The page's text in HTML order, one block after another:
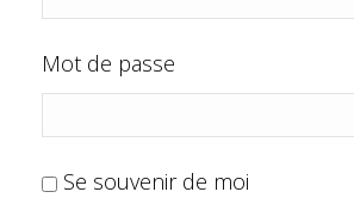
Mot de passe
Se souvenir de moi